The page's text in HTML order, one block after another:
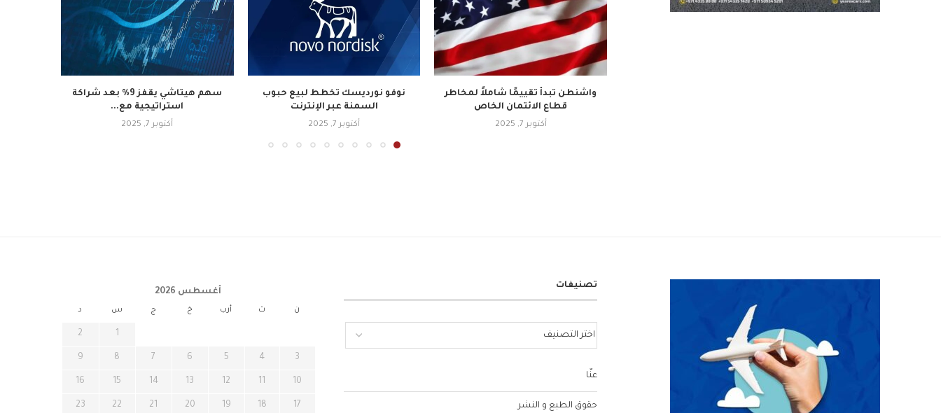
واشنطن تبدأ تقييمًا شاملاً لمخاطر
قطاع الائتمان الخاص
أكتوبر 7, 2025
نوفو نورديسك تخطط لبيع حبوب
السمنة عبر الإنترنت
أكتوبر 7, 2025
سهم هيتاشي يقفز 9% بعد شراكة
استراتيجية مع...
أكتوبر 7, 2025
تصنيفات
عنّا
حقوق الطبع و النشر
أغسطس 2026
ن ث أرب خ ج س د
1
2
3
4
5
6
7
8
9
10
11
12
13
14
15
16
17
18
19
20
21
22
23